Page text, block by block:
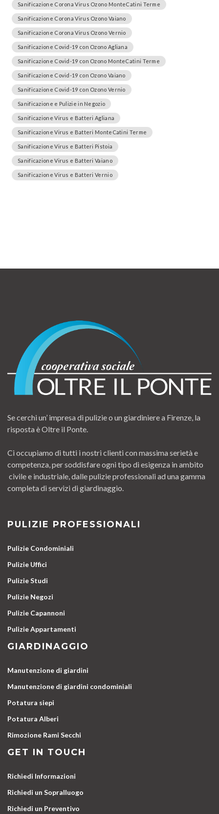
Sanificazione Corona Virus Ozono MonteCatini Terme
Sanificazione Corona Virus Ozono Vaiano
Sanificazione Corona Virus Ozono Vernio
Sanificazione Covid-19 con Ozono Agliana
Sanificazione Covid-19 con Ozono MonteCatini Terme
Sanificazione Covid-19 con Ozono Vaiano
Sanificazione Covid-19 con Ozono Vernio
Sanificazione e Pulizie in Negozio
Sanificazione Virus e Batteri Agliana
Sanificazione Virus e Batteri MonteCatini Terme
Sanificazione Virus e Batteri Pistoia
Sanificazione Virus e Batteri Vaiano
Sanificazione Virus e Batteri Vernio
Se cerchi un’ impresa di pulizie o un giardiniere a Firenze, la
risposta è Oltre il Ponte.
Ci occupiamo di tutti i nostri clienti con massima serietà e
competenza, per soddisfare ogni tipo di esigenza in ambito
civile e industriale, dalle pulizie professionali ad una gamma
completa di servizi di giardinaggio.
PULIZIE PROFESSIONALI
Pulizie Condominiali
Pulizie Uffici
Pulizie Studi
Pulizie Negozi
Pulizie Capannoni
Pulizie Appartamenti
GIARDINAGGIO
Manutenzione di giardini
Manutenzione di giardini condominiali
Potatura siepi
Potatura Alberi
Rimozione Rami Secchi
GET IN TOUCH
Richiedi Informazioni
Richiedi un Sopralluogo
Richiedi un Preventivo